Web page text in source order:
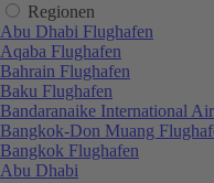
Regionen
Abu Dhabi Flughafen
Aqaba Flughafen
Bahrain Flughafen
Baku Flughafen
Bandaranaike International
Bangkok-Don Muang
Bangkok Flughafen
Abu Dhabi